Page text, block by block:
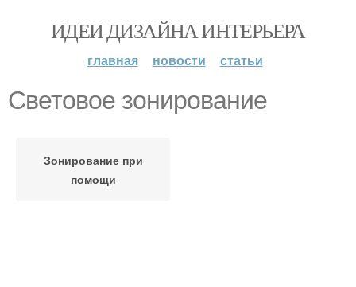
ИДЕИ ДИЗАЙНА ИНТЕРЬЕРА
главная новости статьи
Световое зонирование
Зонирование при
помощи